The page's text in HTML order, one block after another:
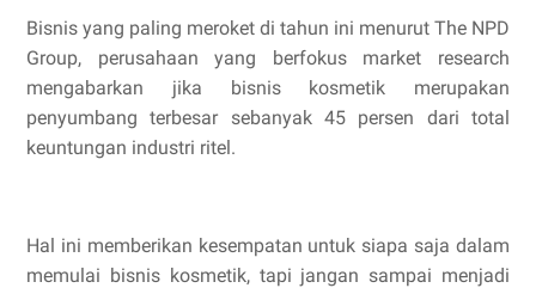
Bisnis yang paling meroket di tahun ini menurut The NPD
Group, perusahaan yang berfokus market research
mengabarkan jika bisnis kosmetik merupakan
penyumbang terbesar sebanyak 45 persen dari total
keuntungan industri ritel.
Hal ini memberikan kesempatan untuk siapa saja dalam
memulai bisnis kosmetik, tapi jangan sampai menjadi